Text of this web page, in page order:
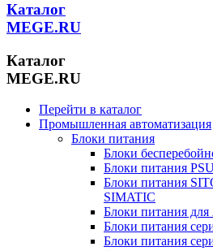
Каталог
MEGE.RU
Каталог
MEGE.RU
Перейти в каталог
Промышленная автоматизация
Блоки питания
Блоки
Блоки питания
Блоки питания
SIMATIC
Блоки питания
Блоки питания
Блоки питания